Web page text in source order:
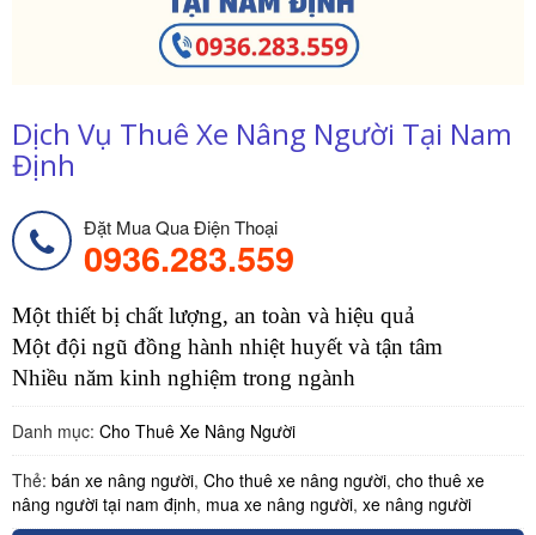
Dịch Vụ Thuê Xe Nâng Người Tại Nam
Định
Đặt Mua Qua Điện Thoại
0936.283.559
Một thiết bị chất lượng, an toàn và hiệu quả
Một đội ngũ đồng hành nhiệt huyết và tận tâm
Nhiều năm kinh nghiệm trong ngành
Danh mục: Cho Thuê Xe Nâng Người
Thẻ: bán xe nâng người, Cho thuê xe nâng người, cho thuê xe
nâng người tại nam định, mua xe nâng người, xe nâng người